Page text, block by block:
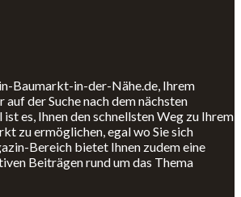
Baumarkt-in-der-Nähe.de, Ihrem
der Suche nach dem nächsten
es, Ihnen den schnellsten Weg zu Ihrem
zu ermöglichen, egal wo Sie sich
Bereich bietet Ihnen zudem eine
Beiträgen rund um das Thema